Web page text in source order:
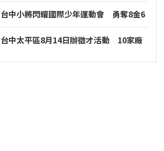
台中小將閃耀國際少年運動會 勇奪8金6
台中太平區8月14日辦徵才活動 10家廠